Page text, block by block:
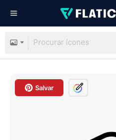
Salvar